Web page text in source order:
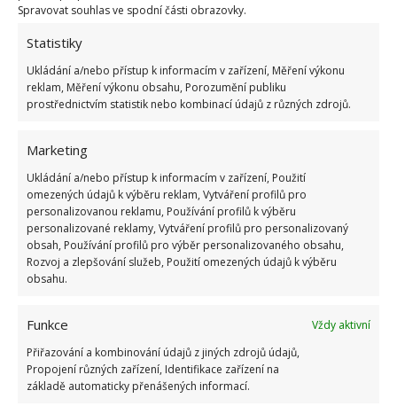
Spravovat souhlas ve spodní části obrazovky.
Statistiky
Ukládání a/nebo přístup k informacím v zařízení, Měření výkonu
reklam, Měření výkonu obsahu, Porozumění publiku
prostřednictvím statistik nebo kombinací údajů z různých zdrojů.
Marketing
Ukládání a/nebo přístup k informacím v zařízení, Použití
omezených údajů k výběru reklam, Vytváření profilů pro
personalizovanou reklamu, Používání profilů k výběru
personalizované reklamy, Vytváření profilů pro personalizovaný
obsah, Používání profilů pro výběr personalizovaného obsahu,
Rozvoj a zlepšování služeb, Použití omezených údajů k výběru
obsahu.
Funkce
Vždy aktivní
Přiřazování a kombinování údajů z jiných zdrojů údajů,
Propojení různých zařízení, Identifikace zařízení na
základě automaticky přenášených informací.
Živé saprofytické mycelium (Peniophora gigantea
jedním z nejrychlejších způsobů eliminace pařezů
včetně kořenů. Vyžaduje přípravu stejných otvorů
jako u zmíněných dusíkatých hnojiv. Je třeba ho
aplikovat na pařez a
kvůli stálé vlhkosti. I zde pak nastane proces
přirozeného, nicméně v tomto případě urychleného
rozkladu. Všechno trvá 6 měsíců až 3–4 roky.
Mycelium nenapadá jiné rostliny či stromy.
Nejjednodušší metodou je využití jako palivového
dříví. Lidé si ovšem kolikrát chtějí nechat vzpomínku,
pařez se tak stane zahradní dekorací, případně